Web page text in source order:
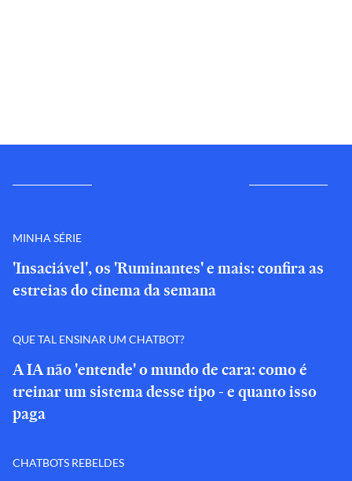
MINHA SÉRIE
'Insaciável', os 'Ruminantes' e mais: confira as
estreias do cinema da semana
QUE TAL ENSINAR UM CHATBOT?
A IA não 'entende' o mundo de cara: como é
treinar um sistema desse tipo - e quanto isso
paga
CHATBOTS REBELDES